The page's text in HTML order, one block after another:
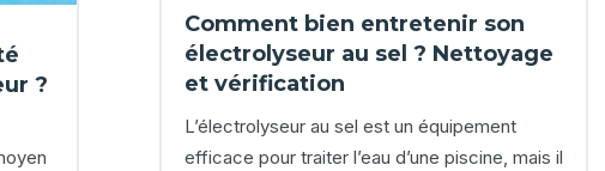
?
Comment bien entretenir son
électrolyseur au sel ? Nettoyage
et vérification
L’électrolyseur au sel est un équipement
efficace pour traiter l’eau d’une piscine, mais il